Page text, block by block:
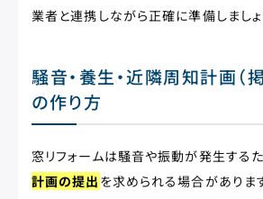
業者と連携しながら正確に準備しましょ
騒音・養生・近隣周知計画（
の作り方
窓リフォームは騒音や振動が発生する
計画の提出 を求められる場合があります